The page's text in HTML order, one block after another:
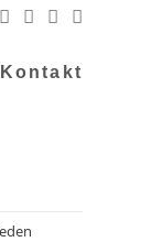
Kontakt